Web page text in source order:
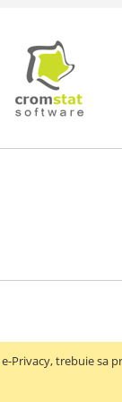
Privacy, trebuie sa